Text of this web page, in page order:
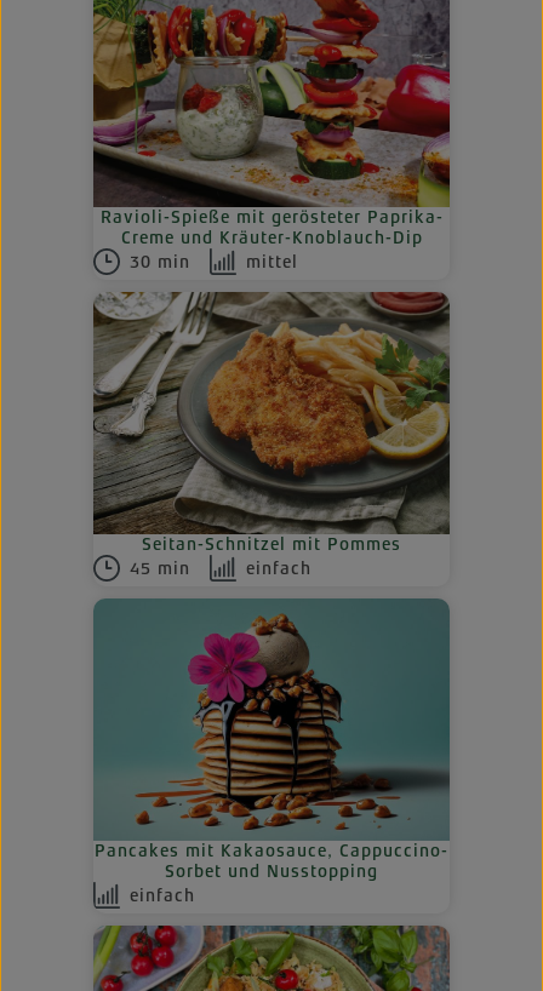
Ravioli-Spieße mit gerösteter Paprika-
Creme und Kräuter-Knoblauch-Dip
30 min
mittel
Seitan-Schnitzel mit Pommes
45 min
einfach
Pancakes mit Kakaosauce, Cappuccino-
Sorbet und Nusstopping
einfach